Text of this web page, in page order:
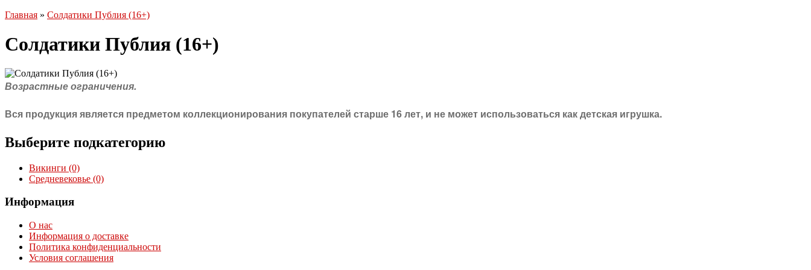
Главная » Солдатики Публия (16+)
Солдатики Публия (16+)
Возрастные ограничения.
Вся продукция является предметом коллекционирования покупателей старше 16 лет, и не может использоваться как детская игрушка.
Выберите подкатегорию
Викинги (0)
Средневековье (0)
Информация
О нас
Информация о доставке
Политика конфиденциальности
Условия соглашения